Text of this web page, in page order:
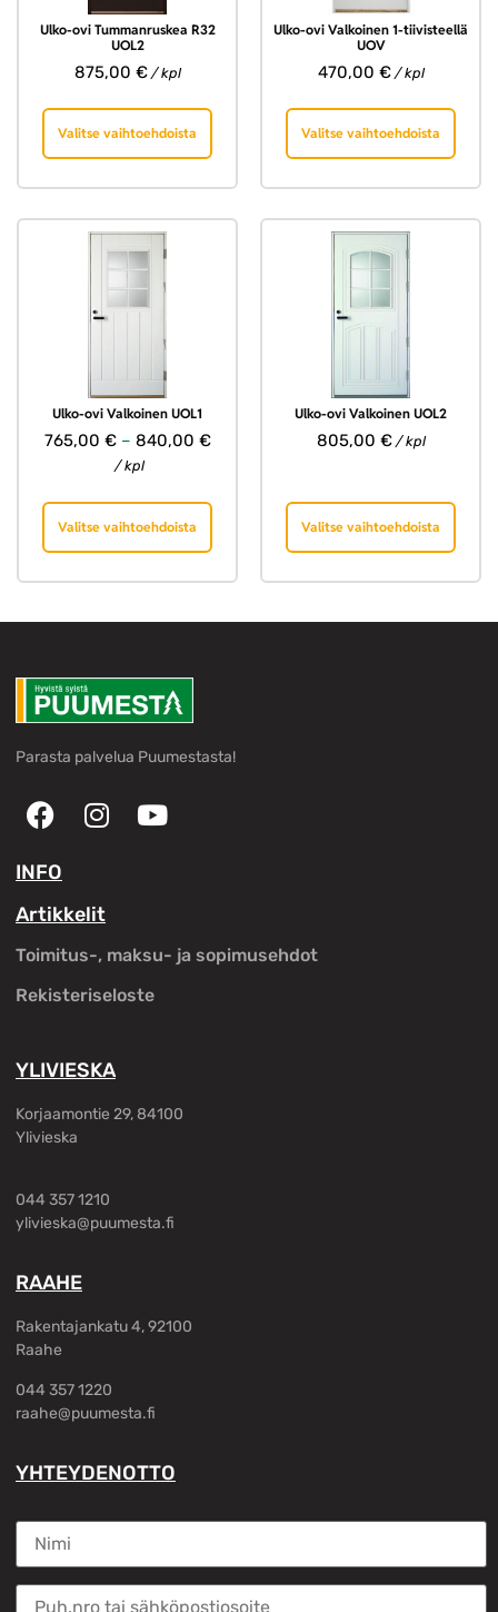
Ulko-ovi Tummanruskea R32
UOL2
875,00 €/ kpl
Valitse vaihtoehdoista
Ulko-ovi Valkoinen 1-tiivisteellä
UOV
470,00 €/ kpl
Valitse vaihtoehdoista
Ulko-ovi Valkoinen UOL1
765,00 € – 840,00 €
/ kpl
Valitse vaihtoehdoista
Ulko-ovi Valkoinen UOL2
805,00 €/ kpl
Valitse vaihtoehdoista
Parasta palvelua Puumestasta!
INFO
Artikkelit
Toimitus-, maksu- ja sopimusehdot
Rekisteriseloste
YLIVIESKA
Korjaamontie 29, 84100
Ylivieska
044 357 1210
ylivieska@puumesta.fi
RAAHE
Rakentajankatu 4, 92100
Raahe
044 357 1220
raahe@puumesta.fi
YHTEYDENOTTO